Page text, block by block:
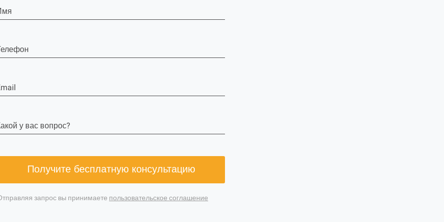
у вас вопрос?
Получите бесплатную консультацию
запрос вы принимаете пользовательское соглашение